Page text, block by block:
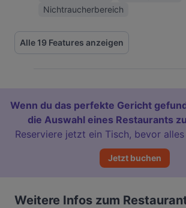
Nichtraucherbereich
Alle 19 Features anzeigen
Wenn du das perfekte Gericht
die Auswahl eines Restaurants
Reserviere jetzt ein Tisch, bevor
Jetzt buchen
Weitere Infos zum